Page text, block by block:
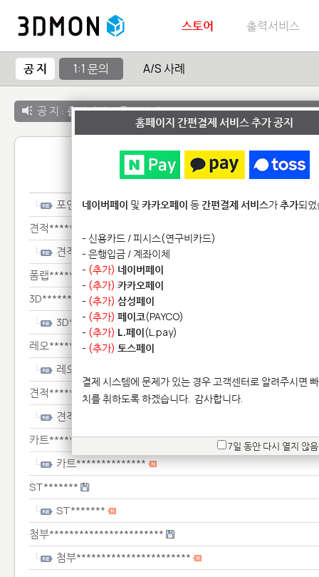
스토어 출력서비스
공 지 1:1 문의 A/S 사례
공 지 : 출력서비스 종료 안내
1:1 문
포인****
견적*****
견적*****
폼랩************
3D**************
3D**************
레오***********
레오***********
견적***********************
견적***********************
카트**************
카트**************
ST*******
ST*******
첨부***********************
첨부***********************
홈페이지 간편결제 서비스 추가 공지
네이버페이 및 카카오페이 등간편결제 서비스가추가되
- 신용카드 / 피시스(연구비카드)
- 은행입금 / 계좌이체
- (추가) 네이버페이
- (추가) 카카오페이
- (추가) 삼성페이
- (추가) 페이코(PAYCO)
- (추가) L.페이(L.pay)
- (추가) 토스페이
결제 시스템에 문제가 있는 경우 고객센터로 알려주시면
치를 취하도록 하겠습니다. 감사합니다.
7일 동안 다시 열지 않음